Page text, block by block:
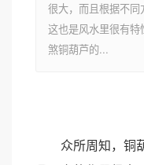
很大，而且根据不同
这也是风水里很有
煞铜葫芦的...
众所周知，铜葫